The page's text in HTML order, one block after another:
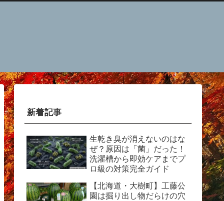
新着記事
生乾き臭が消えないのはな
ぜ？原因は「菌」だった！
洗濯槽から即効ケアまでプ
ロ級の対策完全ガイド
【北海道・大樹町】工藤公
園は掘り出し物だらけの穴